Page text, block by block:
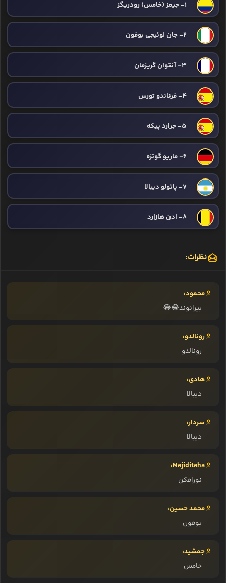
1- جیمز (خامس) رودریگز
2- جان لوئیجی بوفون
3- آنتوان گریزمان
4- فرناندو تورس
5- جرارد پیکه
6- ماریو گوتزه
7- پائولو دیبالا
8- ادن هازارد
نظرات:
محمود:
بیرانوند😂😂
رونالدو:
رونالدو
هادی:
دیبالا
سردار:
دیبالا
Majiditaha:
نورافکن
محمد حسین:
بوفون
جمشید:
خامس